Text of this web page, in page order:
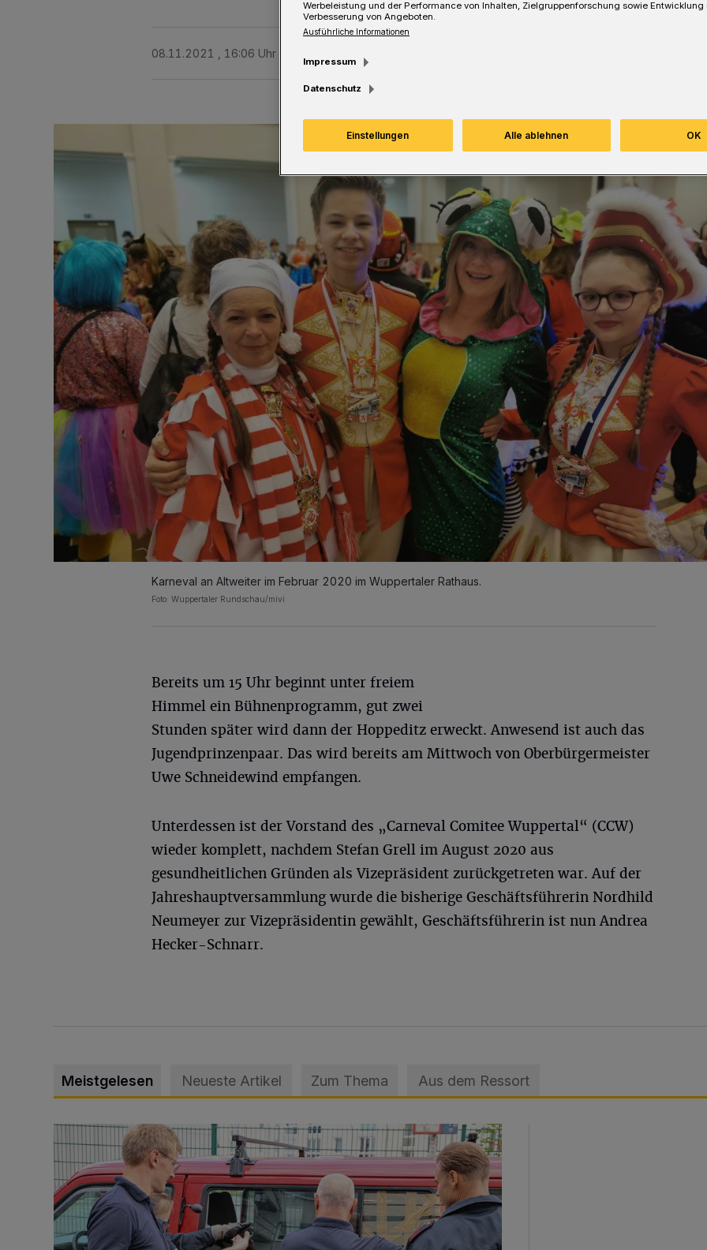
08.11.2021 , 16:06 Uhr
Karneval an Altweiter im Februar 2020 im Wuppertaler Rathaus.
Foto: Wuppertaler Rundschau/mivi
Bereits um 15 Uhr beginnt unter freiem
Himmel ein Bühnenprogramm, gut zwei
Stunden später wird dann der Hoppeditz erweckt. Anwesend ist auch das
Jugendprinzenpaar. Das wird bereits am Mittwoch von Oberbürgermeister
Uwe Schneidewind empfangen.
Unterdessen ist der Vorstand des „Carneval Comitee Wuppertal“ (CCW)
wieder komplett, nachdem Stefan Grell im August 2020 aus
gesundheitlichen Gründen als Vizepräsident zurückgetreten war. Auf der
Jahreshauptversammlung wurde die bisherige Geschäftsführerin Nordhild
Neumeyer zur Vizepräsidentin gewählt, Geschäftsführerin ist nun Andrea
Hecker-Schnarr.
Meistgelesen Neueste Artikel Zum Thema Aus dem Ressort
Feuerwehr befreit Kind aus verschlossenem VW Bulli
Werbeleistung und der Performance von Inhalten, Zielgruppenforschung sowie Entwicklung
Verbesserung von Angeboten.
Ausführliche Informationen
Impressum
Datenschutz
Einstellungen Alle ablehnen OK